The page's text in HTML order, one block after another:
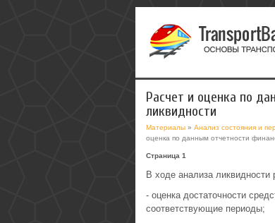
Расчет и оценка по
ликвидности
Материалы » Анализ состояния и
оценка по данным отчетности
Страница 1
В ходе анализа
- оценка достаточности
соответствующие периоды;